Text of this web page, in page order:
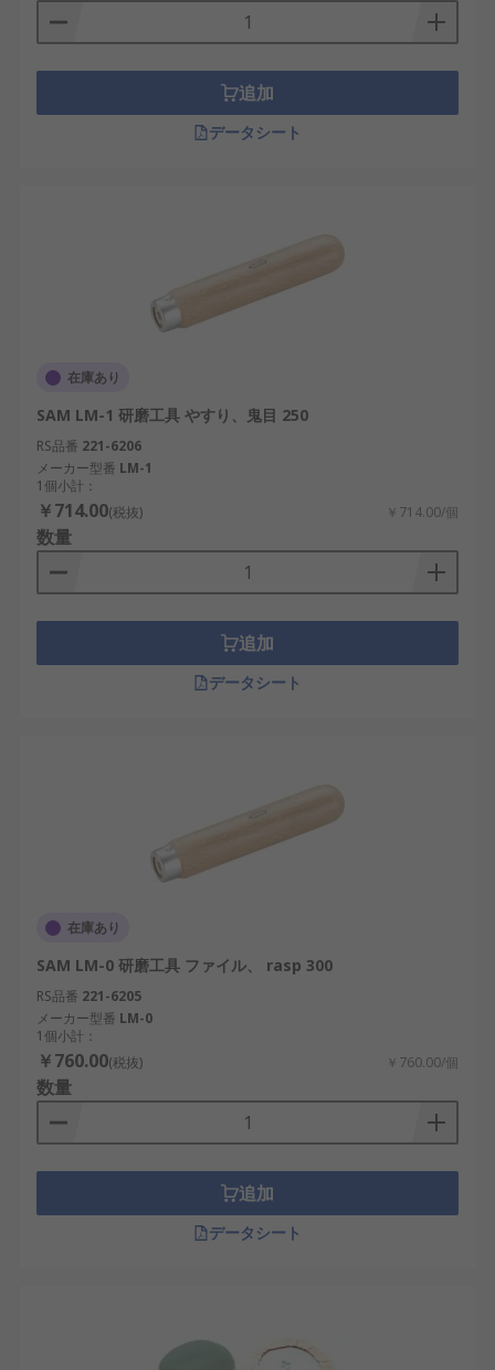
追加
データシート
在庫あり
SAM LM-1 研磨工具 やすり、鬼目 250
RS品番 221-6206
メーカー型番 LM-1
1個小計：
￥714.00(税抜) ￥714.00/個
数量
追加
データシート
在庫あり
SAM LM-0 研磨工具 ファイル、 rasp 300
RS品番 221-6205
メーカー型番 LM-0
1個小計：
￥760.00(税抜) ￥760.00/個
数量
追加
データシート